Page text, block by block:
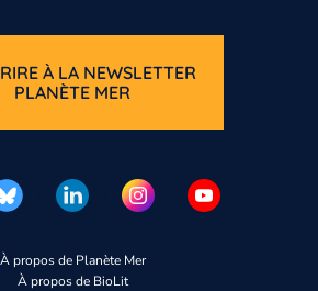
À propos de Planète Mer
À propos de BioLit
À LA NEWSLETTER
PLANÈTE MER